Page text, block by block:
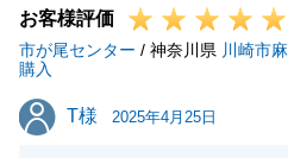
新生活がより良いものになる
お客様評価
市が尾センター / 神奈川県 川崎市
購入
T様
T様 2025年4月25日